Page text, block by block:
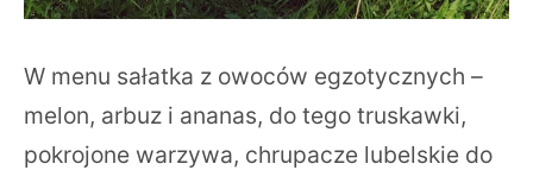
W menu sałatka z owoców egzotycznych –
melon, arbuz i ananas, do tego truskawki,
pokrojone warzywa, chrupacze lubelskie do